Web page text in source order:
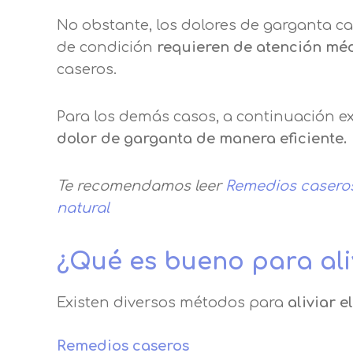
No obstante, los dolores de garganta
de condición requieren de atención
caseros.
Para los demás casos, a continuación
dolor de garganta de manera eficiente.
Te recomendamos leer Remedios
natural
¿Qué es bueno para
Existen diversos métodos para aliviar
Remedios caseros
Después de aceptar, no